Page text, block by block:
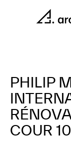
PHILIP
COUR